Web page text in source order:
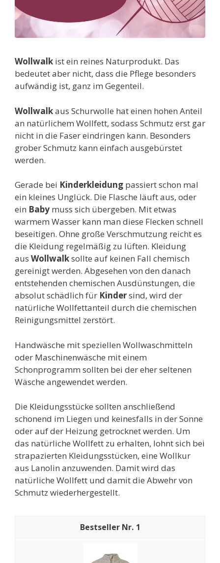
Wollwalk ist ein reines Naturprodukt. Das
bedeutet aber nicht, dass die Pflege besonders
aufwändig ist, ganz im Gegenteil.
Wollwalkaus Schurwolle hat einen hohen Anteil
an natürlichem Wollfett, sodass Schmutz erst gar
nicht in die Faser eindringen kann. Besonders
grober Schmutz kann einfach ausgebürstet
werden.
Gerade bei Kinderkleidung passiert schon mal
ein kleines Unglück. Die Flasche läuft aus, oder
ein Baby muss sich übergeben. Mit etwas
warmem Wasser kann man diese Flecken schnell
beseitigen. Ohne große Verschmutzung reicht es
die Kleidung regelmäßig zu lüften. Kleidung
aus Wollwalksollte auf keinen Fall chemisch
gereinigt werden. Abgesehen von den danach
entstehenden chemischen Ausdünstungen, die
absolut schädlich für Kindersind, wird der
natürliche Wollfettanteil durch die chemischen
Reinigungsmittel zerstört.
Handwäsche mit speziellen Wollwaschmitteln
oder Maschinenwäsche mit einem
Schonprogramm sollten bei der eher seltenen
Wäsche angewendet werden.
Die Kleidungsstücke sollten anschließend
schonend im Liegen und keinesfalls in der Sonne
oder auf der Heizung getrocknet werden. Um
das natürliche Wollfett zu erhalten, lohnt sich bei
strapazierten Kleidungsstücken, eine Wollkur
aus Lanolin anzuwenden. Damit wird das
natürliche Wollfett und damit die Abwehr von
Schmutz wiederhergestellt.
1